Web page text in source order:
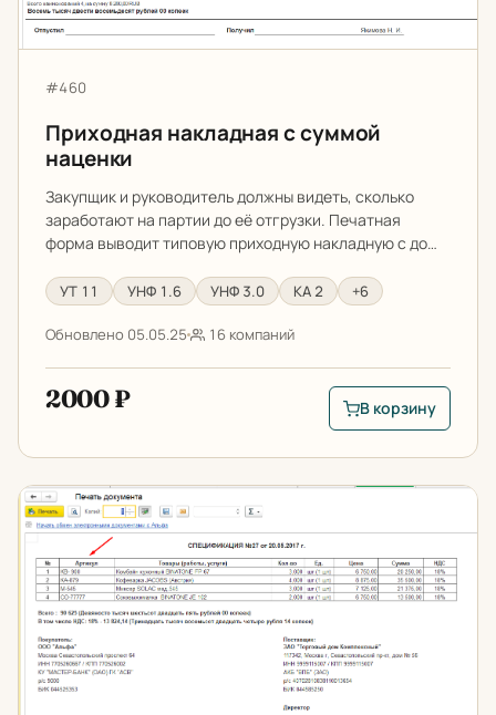
Артикул:
#460
Приходная накладная с суммой
наценки
Закупщик и руководитель должны видеть, сколько
заработают на партии до её отгрузки. Печатная
форма выводит типовую приходную накладную с до…
УТ 11 УНФ 1.6 УНФ 3.0 КА 2 +6
Обновлено 05.05.25 16 компаний
2000 ₽
В корзину:
В корзину
Спецификация товаров